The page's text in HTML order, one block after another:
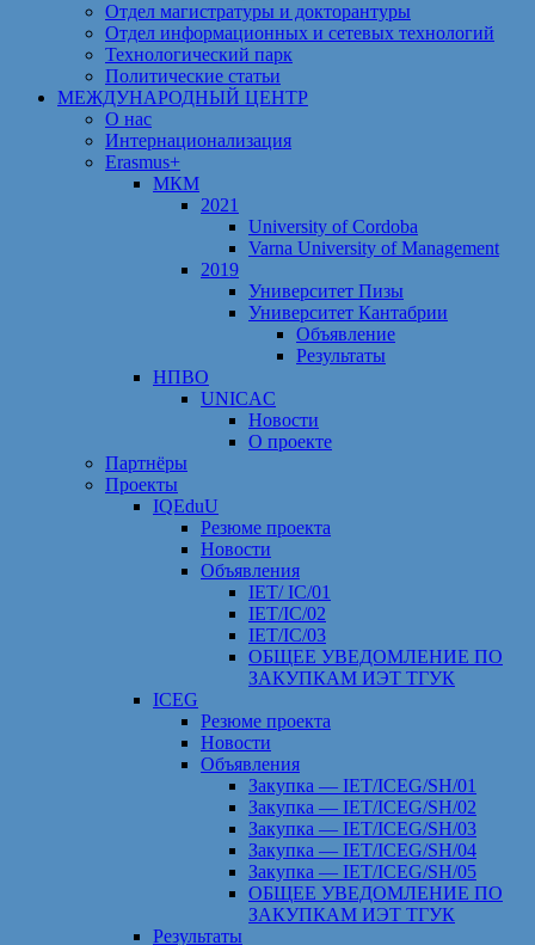
Отдел магистратуры и докторантуры
Отдел информационных и сетевых технологий
Технологический парк
Политические статьи
МЕЖДУНАРОДНЫЙ ЦЕНТР
О нас
Интернационализация
Erasmus+
МКМ
2021
University of Cordoba
Varna University of Management
2019
Университет Пизы
Университет Кантабрии
Объявление
Результаты
НПВО
UNICAC
Новости
О проекте
Партнёры
Проекты
IQEduU
Резюме проекта
Новости
Объявления
IET/ IC/01
IET/IC/02
IET/IC/03
ОБЩЕЕ УВЕДОМЛЕНИЕ ПО
ЗАКУПКАМ ИЭТ ТГУК
ICEG
Резюме проекта
Новости
Объявления
Закупка — IET/ICEG/SH/01
Закупка — IET/ICEG/SH/02
Закупка — IET/ICEG/SH/03
Закупка — IET/ICEG/SH/04
Закупка — IET/ICEG/SH/05
ОБЩЕЕ УВЕДОМЛЕНИЕ ПО
ЗАКУПКАМ ИЭТ ТГУК
Результаты